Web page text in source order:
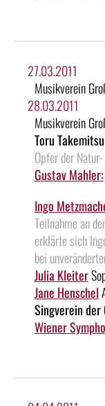
27.03.2011
Musikverein
28.03.2011
Musikverein
Toru
Opfer der
Gustav Mahler:
Ingo
Teilnahme an
erklärte sich
bei
Julia Kleiter
Jane Henschel
Singverein
Wiener